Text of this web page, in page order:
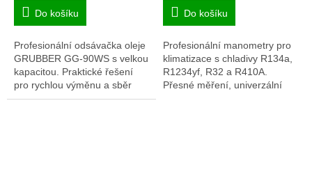
Do košíku
Profesionální odsávačka oleje
GRUBBER GG-90WS s velkou
kapacitou. Praktické řešení
pro rychlou výměnu a sběr
oleje v autoservisech a
Do košíku
Profesionální manometry pro
klimatizace s chladivy R134a,
R1234yf, R32 a R410A.
Přesné měření, univerzální